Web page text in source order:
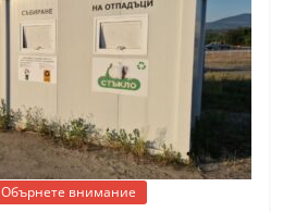
Обърнете внимание